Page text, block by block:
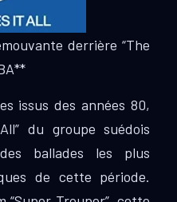
derrière “The
issus des années 80,
du groupe suédois
ballades les plus
de cette période.